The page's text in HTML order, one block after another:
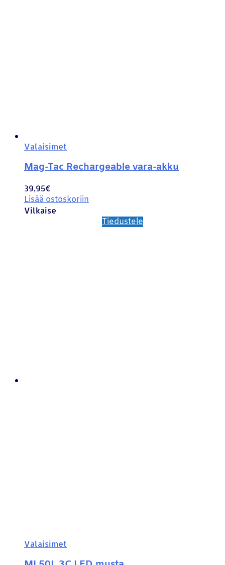
Valaisimet
Mag-Tac Rechargeable vara-akku
39,95€
Lisää ostoskoriin
Vilkaise
Tiedustele
Valaisimet